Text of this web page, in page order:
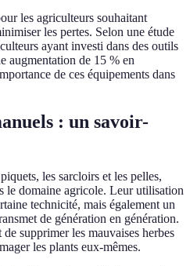
les agriculteurs souhaitant
les pertes. Selon une étude
ayant investi dans des outils
augmentation de 15 % en
de ces équipements dans
: un savoir-
les sarcloirs et les pelles,
le domaine agricole. Leur utilisation
technicité, mais également un
de génération en génération.
supprimer les mauvaises herbes
les plants eux-mêmes.